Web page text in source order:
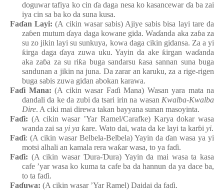
doguwar tafiya ko cin ɗa daga nesa ko kasancewar ɗa ba zai
iya cin sa ba ko da suna kusa.
Faɗan Layi: (A cikin wasar sabis) Ajiye sabis bisa layi tare da
zaɓen mutum ɗaya daga kowane gida. Waɗanda aka zaɓa za
su zo jikin layi su sunkuya, kowa daga cikin gidansa. Za a yi
ƙirga daga ɗaya zuwa uku. Yayin da ake ƙirgan waɗanda
aka zaɓa za su riƙa buga sandarsu ƙasa sannan suna buga
sandunan a jikin na juna. Da zarar an karuku, za a rige-rigen
buga sabis zuwa gidan abokan karawa.
Faɗi Mana: (A cikin wasar Faɗi Mana) Wasan yara mata na
dandali da ke da zubi da tsari irin na wasan Kwalba-Kwalba
Dire. A ciki mai direwa takan bayyana sunan masoyinta.
Faɗi: (A cikin wasar ’Yar Ramel/Carafke) Karya dokar wasa
wanda zai sa yi ya ƙare. Wato dai, wata da ke layi ta karɓi yi.
Faɗi: (A cikin wasar Belbela-Belbela) Yayin da ɗan wasa ya yi
motsi alhali an kamala rera waƙar wasa, to ya faɗi.
Faɗi: (A cikin wasar Ɗura-Ɗura) Yayin da mai wasa ta kasa
cafe ’yar wasa ko kuma ta cafe ba da hannun da ya dace ba,
to ta faɗi.
Faɗuwa: (A cikin wasar ’Yar Ramel) Daidai da faɗi.